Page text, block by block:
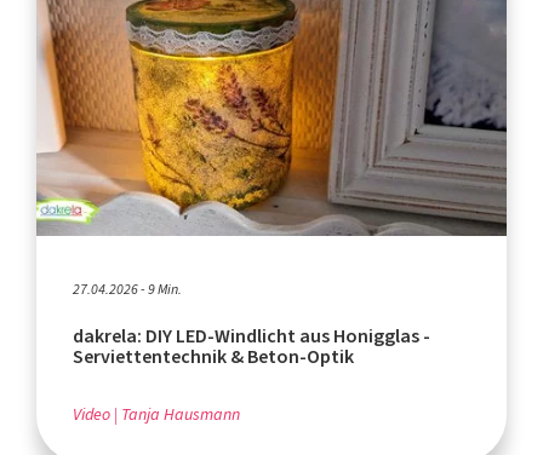
27.04.2026 - 9 Min.
dakrela: DIY LED-Windlicht aus Honigglas -
Serviettentechnik & Beton-Optik
Video Tanja Hausmann